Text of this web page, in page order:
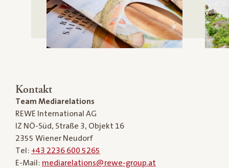
Kontakt
Team Mediarelations
REWE International AG
IZ NÖ-Süd, Straße 3, Objekt 16
2355 Wiener Neudorf
Tel: +43 2236 600 5265
E-Mail: mediarelations@rewe-group.at